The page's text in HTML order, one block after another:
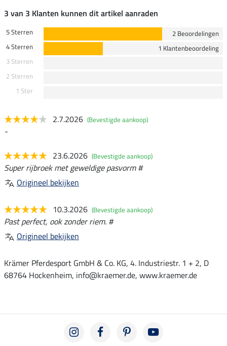
3 van 3 Klanten kunnen dit artikel aanraden
5 Sterren
2 Beoordelingen
4 Sterren
1 Klantenbeoordeling
3 Sterren
2 Sterren
1 Ster
2.7.2026 (Bevestigde aankoop)
-
23.6.2026 (Bevestigde aankoop)
Super rijbroek met geweldige pasvorm #
Origineel bekijken
10.3.2026 (Bevestigde aankoop)
Past perfect, ook zonder riem. #
Origineel bekijken
Krämer Pferdesport GmbH & Co. KG, 4. Industriestr. 1 + 2, D
68764 Hockenheim, info@kraemer.de, www.kraemer.de